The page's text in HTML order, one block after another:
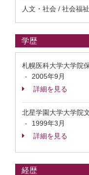
人文・社会 / 社会福
学歴
札幌医科大学大学院
-
2005年9月
詳細を見る
北星学園大学大学院
-
1999年3月
詳細を見る
経歴